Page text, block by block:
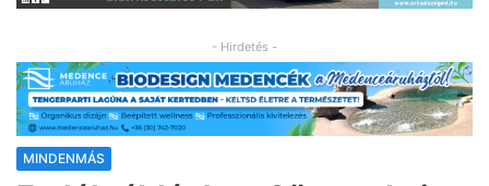
- Hirdetés -
MINDENMÁS